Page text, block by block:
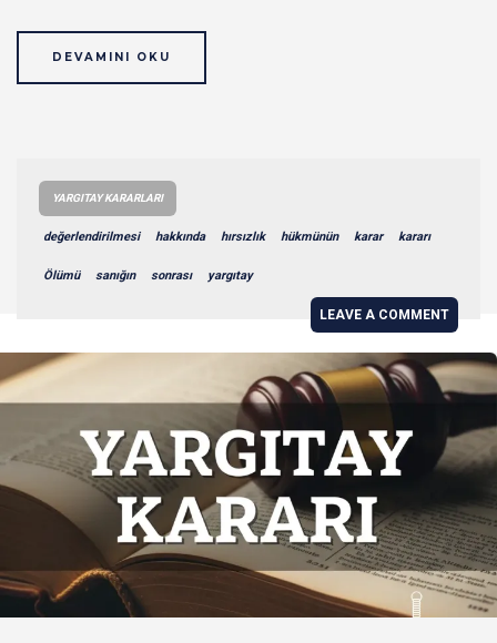
DEVAMINI OKU
YARGITAY KARARLARI
değerlendirilmesi hakkında hırsızlık hükmünün karar kararı
Ölümü sanığın sonrası yargıtay
LEAVE A COMMENT